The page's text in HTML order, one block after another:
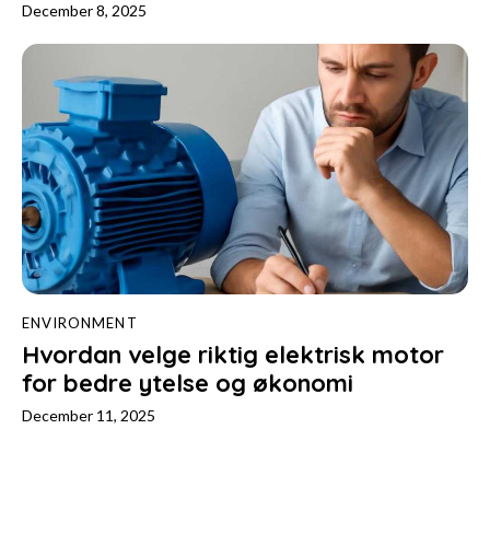
December 8, 2025
ENVIRONMENT
Hvordan velge riktig elektrisk motor
for bedre ytelse og økonomi
December 11, 2025